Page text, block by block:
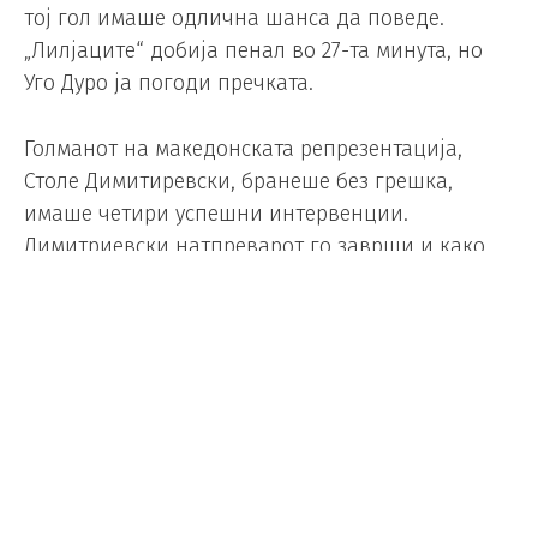
тој гол имаше одлична шанса да поведе.
„Лилјаците“ добија пенал во 27-та минута, но
Уго Дуро ја погоди пречката.
Голманот на македонската репрезентација,
Столе Димитиревски, бранеше без грешка,
имаше четири успешни интервенции.
Димитриевски натпреварот го заврши и како